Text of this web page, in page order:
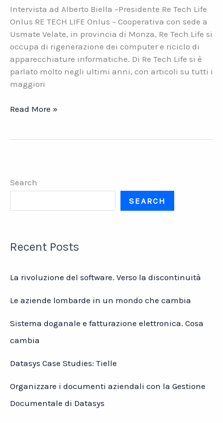
Intervista ad Alberto Biella –Presidente Re Tech Life
Onlus RE TECH LIFE Onlus – Cooperativa con sede a
Usmate Velate, in provincia di Monza, Re Tech Life si
occupa di rigenerazione dei computer e riciclo di
apparecchiature informatiche. Di Re Tech Life si è
parlato molto negli ultimi anni, con articoli su tutti i
maggiori
Re
computer
Read More »
Search
SEARCH
Recent Posts
La rivoluzione del software. Verso la discontinuità
Le aziende lombarde in un mondo che cambia
Sistema doganale e fatturazione elettronica. Cosa
cambia
Datasys Case Studies: Tielle
Organizzare i documenti aziendali con la Gestione
Documentale di Datasys